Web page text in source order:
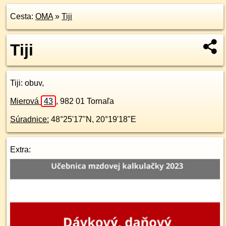
Cesta: OMA» Tiji
Tiji
Tiji: obuv,
Mierová 43 , 982 01 Tornaľa
Súradnice: 48°25'17"N , 20°19'18"E
Extra: